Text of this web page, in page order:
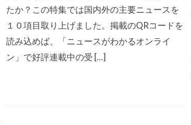
たか？この特集では国内外の主要ニュースを
１０項目取り上げました。掲載のQRコードを
読み込めば、「ニュースがわかるオンライ
ン」で好評連載中の受 […]